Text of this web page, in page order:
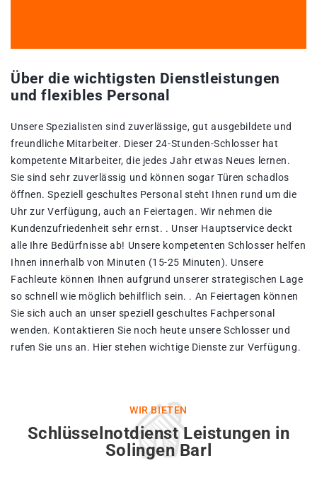
Über die wichtigsten Dienstleistungen
und flexibles Personal
Unsere Spezialisten sind zuverlässige, gut ausgebildete und
freundliche Mitarbeiter. Dieser 24-Stunden-Schlosser hat
kompetente Mitarbeiter, die jedes Jahr etwas Neues lernen.
Sie sind sehr zuverlässig und können sogar Türen schadlos
öffnen. Speziell geschultes Personal steht Ihnen rund um die
Uhr zur Verfügung, auch an Feiertagen. Wir nehmen die
Kundenzufriedenheit sehr ernst. . Unser Hauptservice deckt
alle Ihre Bedürfnisse ab! Unsere kompetenten Schlosser helfen
Ihnen innerhalb von Minuten (15-25 Minuten). Unsere
Fachleute können Ihnen aufgrund unserer strategischen Lage
so schnell wie möglich behilflich sein. . An Feiertagen können
Sie sich auch an unser speziell geschultes Fachpersonal
wenden. Kontaktieren Sie noch heute unsere Schlosser und
rufen Sie uns an. Hier stehen wichtige Dienste zur Verfügung.
WIR BIETEN
Schlüsselnotdienst Leistungen in
Solingen Barl